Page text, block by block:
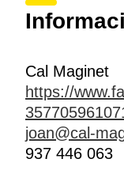
Cal Maginet
https://
joan@cal-
937 446 063